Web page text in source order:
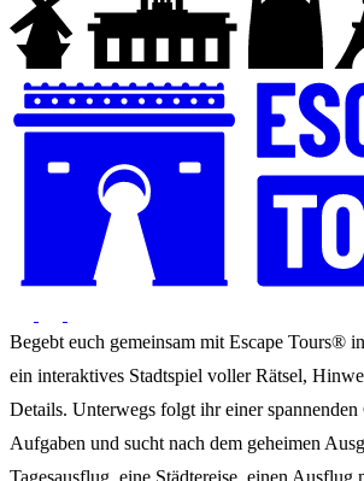
Begebt euch gemeinsam mit Escape Tours®
ein interaktives Stadtspiel voller Rätsel,
Details. Unterwegs folgt ihr einer spannenden
Aufgaben und sucht nach dem geheimen